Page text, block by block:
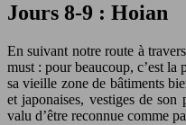
Jours 8-9 : Hoian
En suivant notre route à
must : pour beaucoup, c’est
sa vieille zone de bâtiments
et japonaises, vestiges de
valu d’être reconnue comme